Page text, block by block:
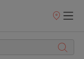
Pontos